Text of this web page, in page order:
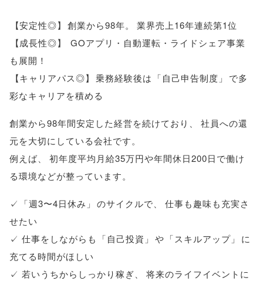
【安定性◎】 創業から98年。
業界売上16年連続第1位
【成長性◎】
GOアプリ・自動運転・ライドシェア事業
も展開！
【キャリアパス◎】 乗務経験後は 「自己申告制度 」
で多
彩なキャリアを積める
創業から98年間安定した経営を続けており 、
社員への還
元を大切にしている会社です。
例えば、
初年度平均月給35万円や年間休日200日で働け
る環境などが整っています。
✓ 「週3〜4日休み 」 のサイクルで、
仕事も趣味も充実さ
せたい
✓ 仕事をしながらも
「自己投資 」 や 「スキルアップ 」
に
充てる時間がほしい
✓ 若いうちからしっかり稼ぎ、
将来のライフイベントに